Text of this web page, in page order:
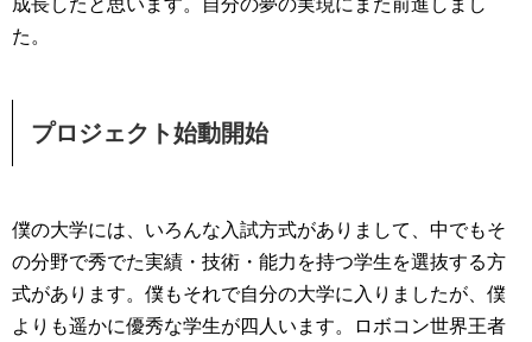
成長したと思います。自分の夢の実現にまた前進しまし
た。
プロジェクト始動開始
僕の大学には、いろんな入試方式がありまして、中でもそ
の分野で秀でた実績・技術・能力を持つ学生を選抜する方
式があります。僕もそれで自分の大学に入りましたが、僕
よりも遥かに優秀な学生が四人います。ロボコン世界王者